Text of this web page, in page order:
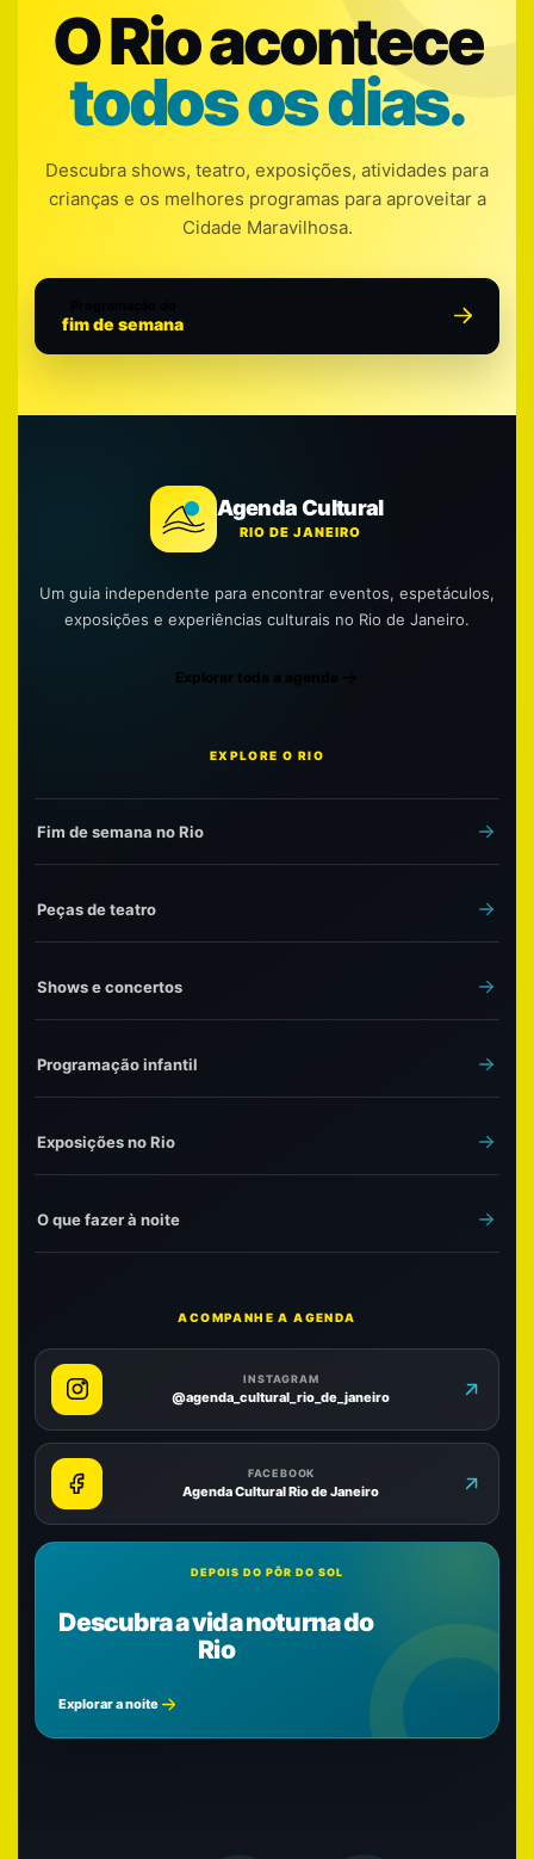
O Rio acontece
todos os dias.
Descubra shows, teatro, exposições, atividades para
crianças e os melhores programas para aproveitar a
Cidade Maravilhosa.
fim de semana
Agenda Cultural
RIO DE JANEIRO
Um guia independente para encontrar eventos, espetáculos,
exposições e experiências culturais no Rio de Janeiro.
Explorar toda a agenda
EXPLORE O RIO
Fim de semana no Rio
Peças de teatro
Shows e concertos
Programação infantil
Exposições no Rio
O que fazer à noite
ACOMPANHE A AGENDA
INSTAGRAM
@agenda_cultural_rio_de_janeiro
FACEBOOK
Agenda Cultural Rio de Janeiro
DEPOIS DO PÔR DO SOL
Descubra a vida noturna do
Rio
Explorar a noite